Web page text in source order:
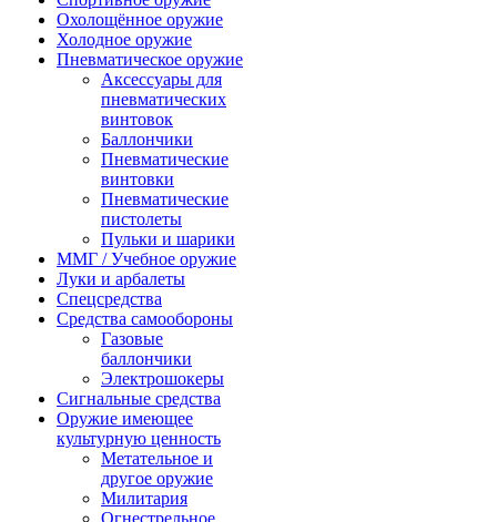
Охолощённое оружие
Холодное оружие
Пневматическое оружие
Аксессуары для
пневматических
винтовок
Баллончики
Пневматические
винтовки
Пневматические
пистолеты
Пульки и шарики
ММГ / Учебное оружие
Луки и арбалеты
Спецсредства
Средства самообороны
Газовые
баллончики
Электрошокеры
Сигнальные средства
Оружие имеющее
культурную ценность
Метательное и
другое оружие
Милитария
Огнестрельное